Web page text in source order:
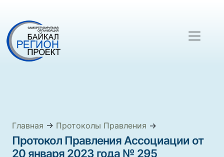
Главная → Протоколы Правления →
Протокол Правления Ассоциации от
20 января 2023 года № 295